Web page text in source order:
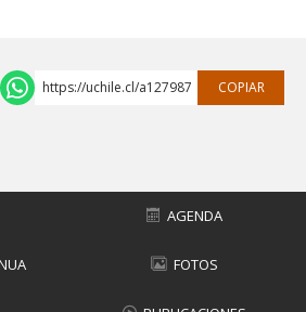
https://uchile.cl/a127987 COPIAR
AGENDA
FOTOS